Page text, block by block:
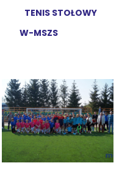
TENIS STOŁOWY
W-MSZS